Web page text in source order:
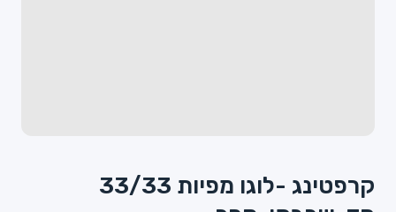
קרפטינג -לוגו מפיות 33/33